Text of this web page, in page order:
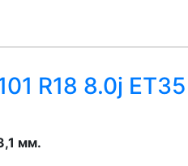
R18 8.0j
мм.